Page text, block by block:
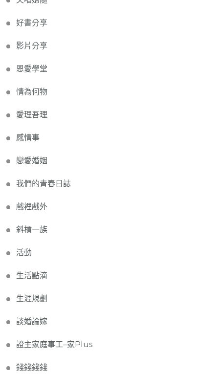
好書分享
影片分享
恩愛學堂
情為何物
愛理吾理
感情事
戀愛婚姻
我們的青春日誌
戲裡戲外
斜槓一族
活動
生活點滴
生涯規劃
談婚論嫁
證主家庭事工–家Plus
錢錢錢錢